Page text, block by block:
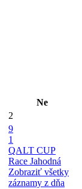
Ne
2
9
1
QALT CUP
Race Jahodná
Zobraziť všetky
záznamy z dňa